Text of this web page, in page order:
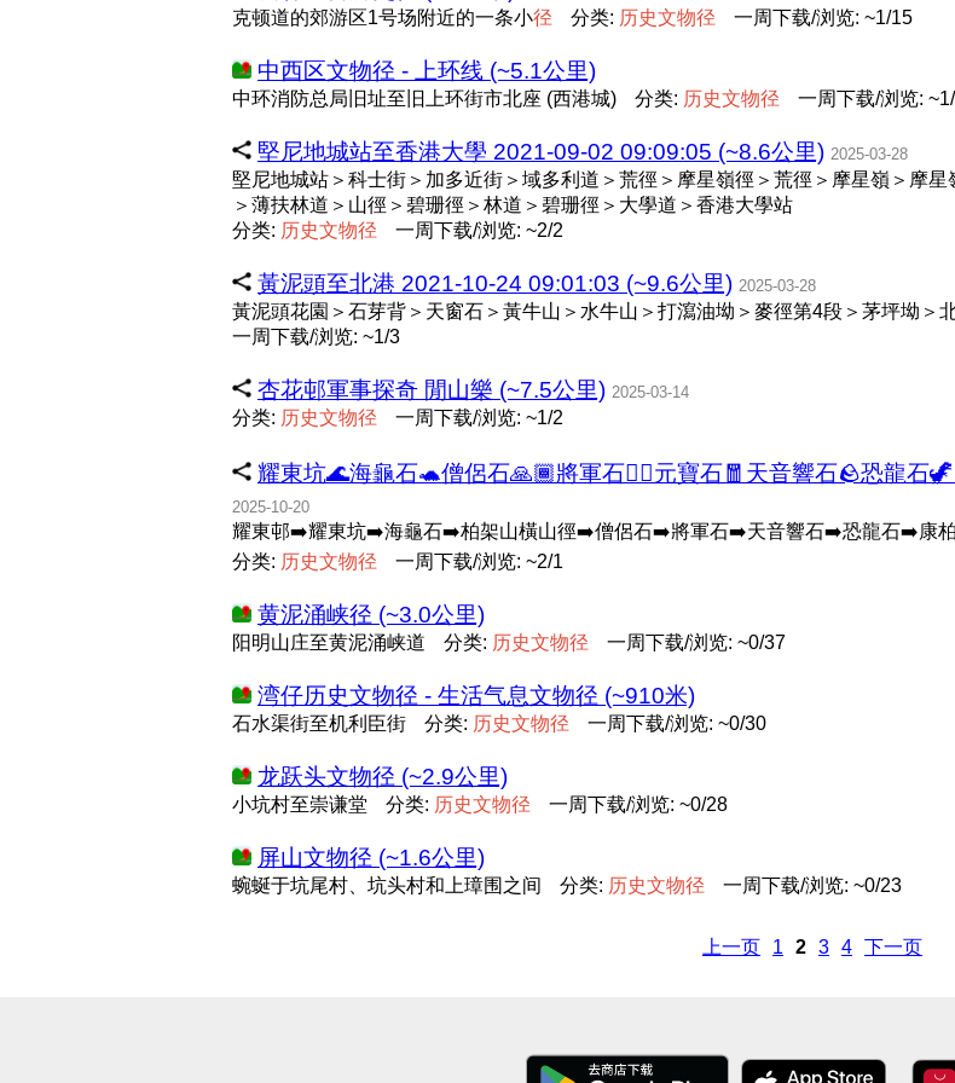
克顿道的郊游区1号场附近的一条小径 分类: 历史文物径 一周下载/浏览: ~1/15
中西区文物径 - 上环线 (~5.1公里)
中环消防总局旧址至旧上环街市北座 (西港城) 分类: 历史文物径 一周下载/浏览:
堅尼地城站至香港大學 2021-09-02 09:09:05 (~8.6公里) 2025-03-28
堅尼地城站＞科士街＞加多近街＞域多利道＞荒徑＞摩星嶺徑＞荒徑＞摩星嶺＞摩
＞薄扶林道＞山徑＞碧珊徑＞林道＞碧珊徑＞大學道＞香港大學站
分类: 历史文物径 一周下载/浏览: ~2/2
黃泥頭至北港 2021-10-24 09:01:03 (~9.6公里) 2025-03-28
黃泥頭花園＞石芽背＞天窗石＞黃牛山＞水牛山＞打瀉油坳＞麥徑第4段＞茅坪坳＞
一周下载/浏览: ~1/3
杏花邨軍事探奇 閒山樂 (~7.5公里) 2025-03-14
分类: 历史文物径 一周下载/浏览: ~1/2
耀東坑🌊海龜石🐢僧侶石🙏🏾將軍石💂‍♂️元寶石🧧天音響石🪨恐龍石
2025-10-20
耀東邨➡️耀東坑➡️海龜石➡️柏架山橫山徑➡️僧侶石➡️將軍石➡️天音響石➡️恐龍石➡️康
分类: 历史文物径 一周下载/浏览: ~2/1
黄泥涌峡径 (~3.0公里)
阳明山庄至黄泥涌峡道 分类: 历史文物径 一周下载/浏览: ~0/37
湾仔历史文物径 - 生活气息文物径 (~910米)
石水渠街至机利臣街 分类: 历史文物径 一周下载/浏览: ~0/30
龙跃头文物径 (~2.9公里)
小坑村至崇谦堂 分类: 历史文物径 一周下载/浏览: ~0/28
屏山文物径 (~1.6公里)
蜿蜒于坑尾村、坑头村和上璋围之间 分类: 历史文物径 一周下载/浏览: ~0/23
上一页 1 2 3 4 下一页